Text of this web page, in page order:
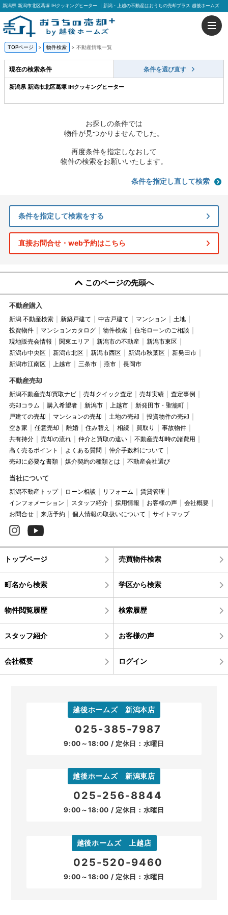
新潟県 新潟市北区葛塚 IHクッキングヒーター ｜新潟・上越の不動産はおうちの売却プラス 越後ホームズ
TOPページ > 物件検索 > 不動産情報一覧
現在の検索条件 条件を選び直す
新潟県 新潟市北区葛塚 IHクッキングヒーター
お探しの条件では
物件が見つかりませんでした。
再度条件を指定しなおして
物件の検索をお願いいたします。
条件を指定し直して検索
条件を指定して検索をする
直接お問合せ・web予約はこちら
このページの先頭へ
不動産購入
新潟 不動産検索 新築戸建て 中古戸建て マンション
土地
投資物件
マンションカタログ 物件検索
住宅ローンのご相談
現地販売会情報
関東エリア 新潟市の不動産
新潟市東区
新潟市中央区
新潟市北区 新潟市西区 新潟市秋葉区
新発田市
新潟市江南区
上越市 三条市 燕市 長岡市
不動産売却
新潟不動産売却買取ナビ 売却クイック査定 売却実績
査定事例
売却コラム
購入希望者 新潟市 上越市
新発田市・聖籠町
戸建ての売却
マンションの売却 土地の売却
投資物件の売却
空き家
任意売却 離婚 住み替え 相続 買取り
事故物件
共有持分
売却の流れ 仲介と買取の違い
不動産売却時の諸費用
高く売るポイント
よくある質問
仲介手数料について
売却に必要な書類
媒介契約の種類とは 不動産会社選び
当社について
新潟不動産トップ ローン相談 リフォーム
賃貸管理
インフォメーション
スタッフ紹介 採用情報 お客様の声
会社概要
お問合せ
来店予約 個人情報の取扱いについて サイトマップ
トップページ 売買物件検索
町名から検索 学区から検索
物件閲覧履歴 検索履歴
スタッフ紹介 お客様の声
会社概要 ログイン
越後ホームズ 新潟本店
025-385-7987
9:00～18:00 / 定休日：水曜日
越後ホームズ 新潟東店
025-256-8844
9:00～18:00 / 定休日：水曜日
越後ホームズ 上越店
025-520-9460
9:00～18:00 / 定休日：水曜日